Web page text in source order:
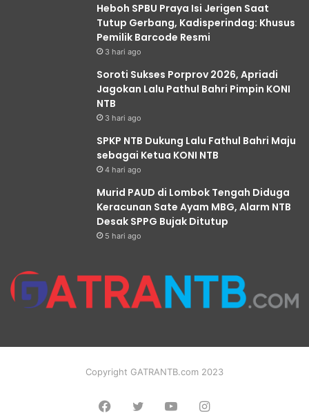
Heboh SPBU Praya Isi Jerigen Saat
Tutup Gerbang, Kadisperindag: Khusus
Pemilik Barcode Resmi
3 hari ago
Soroti Sukses Porprov 2026, Apriadi
Jagokan Lalu Pathul Bahri Pimpin KONI
NTB
3 hari ago
SPKP NTB Dukung Lalu Fathul Bahri Maju
sebagai Ketua KONI NTB
4 hari ago
Murid PAUD di Lombok Tengah Diduga
Keracunan Sate Ayam MBG, Alarm NTB
Desak SPPG Bujak Ditutup
5 hari ago
Copyright GATRANTB.com 2023
Facebook
TwitterYouTubeInstagram